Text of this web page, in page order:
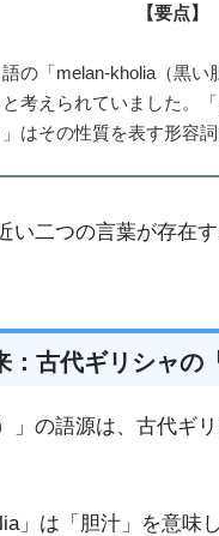
【要点】
の「melan-kholia（黒
考えられていました。
はその性質を表す形容詞
い二つの言葉が存在
：古代ギリシャの
」の語源は、古代ギ
」は「胆汁」を意味